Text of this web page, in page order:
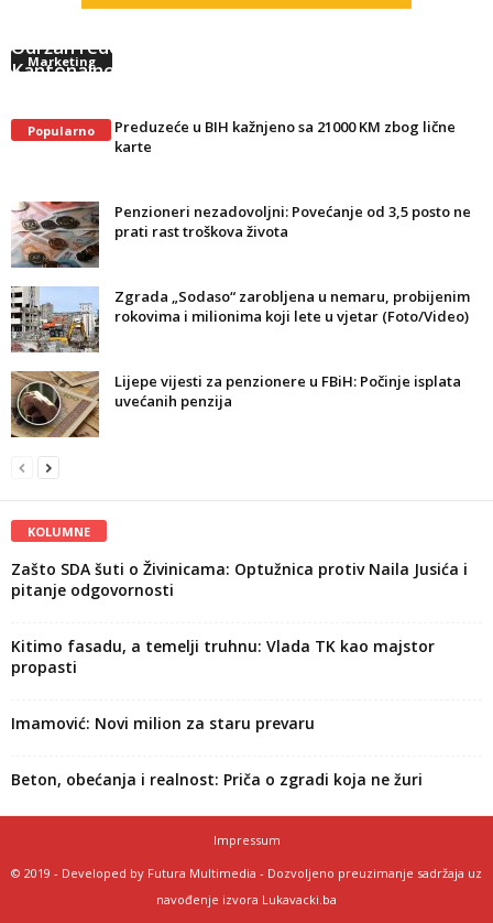
Marketing
Popularno
Održan redovni radni sastanak sa predsjednikom
Kantonalnog suda u Tuzli
Preduzeće u BIH kažnjeno sa 21000 KM zbog lične
karte
Penzioneri nezadovoljni: Povećanje od 3,5 posto ne
prati rast troškova života
Zgrada „Sodaso“ zarobljena u nemaru, probijenim
rokovima i milionima koji lete u vjetar (Foto/Video)
Lijepe vijesti za penzionere u FBiH: Počinje isplata
uvećanih penzija
KOLUMNE
Zašto SDA šuti o Živinicama: Optužnica protiv Naila Jusića i
pitanje odgovornosti
Kitimo fasadu, a temelji truhnu: Vlada TK kao majstor
propasti
Imamović: Novi milion za staru prevaru
Beton, obećanja i realnost: Priča o zgradi koja ne žuri
Impressum
© 2019 - Developed by Futura Multimedia - Dozvoljeno preuzimanje sadržaja uz
navođenje izvora Lukavacki.ba